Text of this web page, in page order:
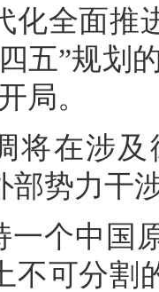
化全面推
五”规划
局。
将在涉
部势力干
一个中国
不可分割